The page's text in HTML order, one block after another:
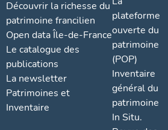
Découvrir la richesse du
patrimoine francilien
Open data Île-de-France
Le catalogue des
publications
La newsletter
Patrimoines et
Inventaire
plateforme
ouverte du
patrimoine
(POP)
Inventaire
général du
patrimoine
In Situ.